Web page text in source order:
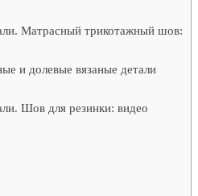
Матрасный трикотажный шов:
и долевые вязаные детали
Шов для резинки: видео